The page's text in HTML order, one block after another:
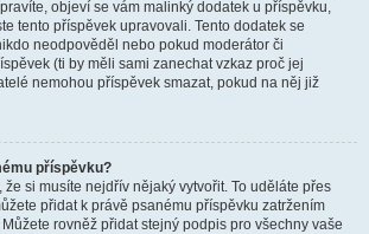
objeví se vám malinký dodatek u příspěvku,
tento příspěvek upravovali. Tento dodatek se
neodpověděl nebo pokud moderátor či
(ti by měli sami zanechat vzkaz proč jej
nemohou příspěvek smazat, pokud na něj již
příspěvku?
že si musíte nejdřív nějaký vytvořit. To uděláte přes
přidat k právě psanému příspěvku zatržením
Můžete rovněž přidat stejný podpis pro všechny vaše